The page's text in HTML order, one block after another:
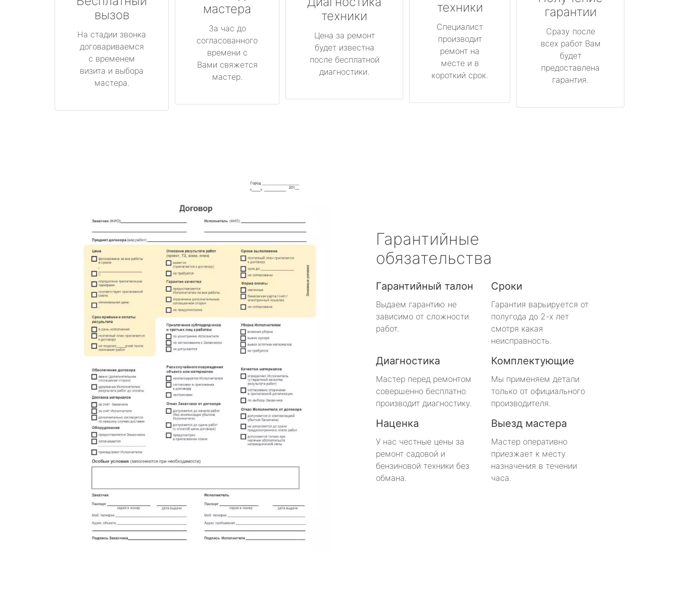
вызов
На стадии звонка
договариваемся
с временем
визита и выбора
мастера.
мастера
За час до
согласованного
времени с
Вами свяжется
мастер.
техники
Цена за ремонт
будет известна
после бесплатной
диагностики.
техники
Специалист
производит
ремонт на
месте и в
короткий срок.
гарантии
Сразу после
всех работ Вам
будет
предоставлена
гарантия.
Гарантийные
обязательства
Гарантийный талон
Выдаем гарантию не
зависимо от сложности
работ.
Сроки
Гарантия варьируется от
полугода до 2-х лет
смотря какая
неисправность.
Диагностика
Мастер перед ремонтом
совершенно бесплатно
производит диагностику.
Комплектующие
Мы применяем детали
только от официального
производителя.
Наценка
У нас честные цены за
ремонт садовой и
бензиновой техники без
обмана.
Выезд мастера
Мастер оперативно
приезжает к месту
назначения в течении
часа.